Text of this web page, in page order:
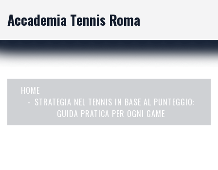
Accademia Tennis Roma
HOME
STRATEGIA NEL TENNIS IN BASE AL PUNTEGGIO:
GUIDA PRATICA PER OGNI GAME